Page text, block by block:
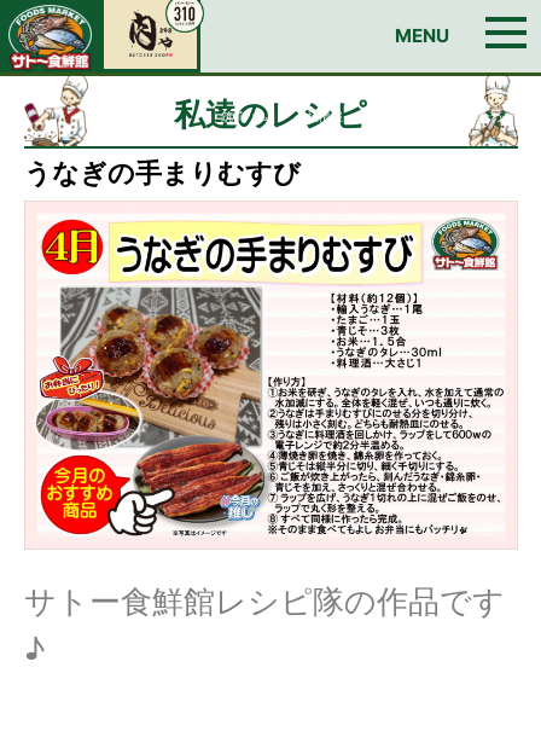
今週のチラシ
私達のレシピ
BUTCHER SHOP 肉ゃ
筑前ハム
会社情報 お問い合わせ
MENU
お問い合わせ
私達のレシピ
うなぎの手まりむすび
サトー食鮮館レシピ隊の作品です
♪